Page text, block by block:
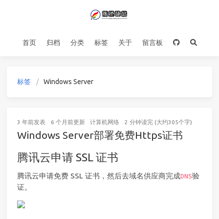
首页 归档 分类 标签 关于 留言板
标签 Windows Server
3 年前发表 6 个月前更新 计算机网络 2 分钟读完 (大约305个字)
Windows Server部署免费Https证书
腾讯云申请 SSL 证书
腾讯云申请免费 SSL 证书，然后去域名供应商完成DNS验
证。